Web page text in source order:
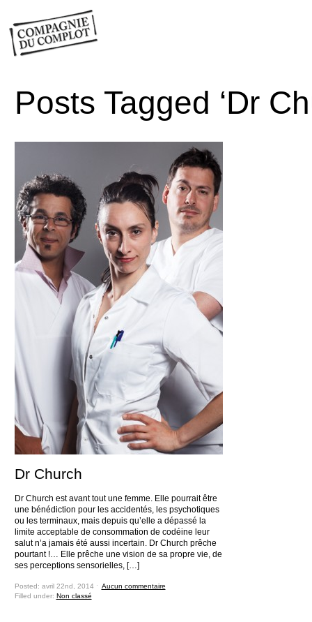
Posts Tagged ‘Dr
Dr Church
Dr Church est avant tout une femme. Elle pourrait être
une bénédiction pour les accidentés, les psychotiques
ou les terminaux, mais depuis qu’elle a dépassé la
limite acceptable de consommation de codéine leur
salut n’a jamais été aussi incertain. Dr Church prêche
pourtant !… Elle prêche une vision de sa propre vie, de
ses perceptions sensorielles, […]
Posted: avril 22nd, 2014 ˑ Aucun commentaire
Filled under: Non classé